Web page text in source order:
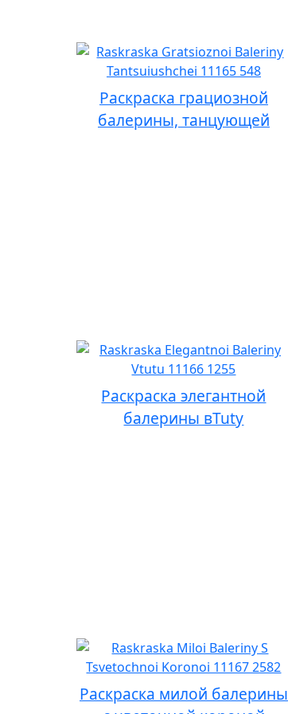
Раскраска грациозной
балерины, танцующей
Раскраска элегантной
балерины вTutу
Раскраска милой балерины